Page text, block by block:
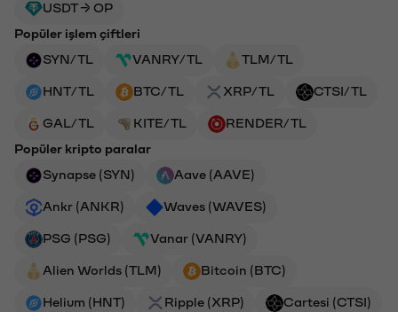
USDT → OP
Popüler işlem çiftleri
SYN/TL
VANRY/TL TLM/TL
HNT/TL BTC/TL XRP/TL CTSI/TL
GAL/TL KITE/TL
RENDER/TL
Popüler kripto paralar
Synapse (SYN)
Aave (AAVE)
Ankr (ANKR) Waves (WAVES)
PSG (PSG) Vanar (VANRY)
Alien Worlds (TLM) Bitcoin (BTC)
Helium (HNT) Ripple (XRP) Cartesi (CTSI)